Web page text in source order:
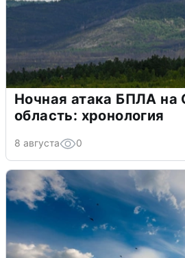
Ночная атака БПЛА
область: хронология
8 августа 0